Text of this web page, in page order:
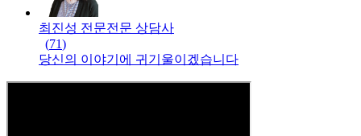
최진성 전문전문 상담사
(71)
당신의 이야기에 귀기울이겠습니다